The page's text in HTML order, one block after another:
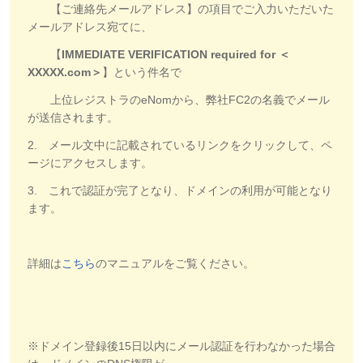
【ご連絡先メールアドレス】の項目でご入力いただいた
メールアドレス宛てに、
【IMMEDIATE VERIFICATION required for ＜
XXXXX.com＞ 】という件名で
上位レジストラのeNomから、弊社FC2の名義でメール
が送信されます。
2. メール文中に記載されているリンクをクリックして、ペ
ージにアクセスします。
3. これで認証が完了となり、ドメインの利用が可能となり
ます。
詳細はこちらのマニュアルをご覧ください。
※ドメイン登録後15日以内にメール認証を行わなかった場合